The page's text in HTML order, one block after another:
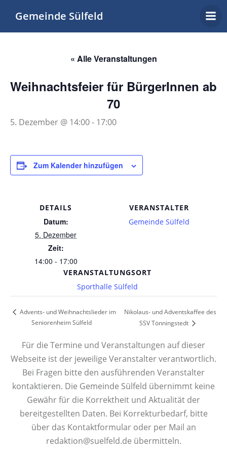
springen
Gemeinde Sülfeld
« Alle Veranstaltungen
Weihnachtsfeier für BürgerInnen ab
70
5. Dezember @ 14:00- 17:00
Zum Kalender hinzufügen
DETAILS
Datum:
5. Dezember
Zeit:
14:00 - 17:00
VERANSTALTUNGSORT
Sporthalle Sülfeld
VERANSTALTER
Gemeinde Sülfeld
Advents- und Weihnachtslieder im
Seniorenheim Sülfeld
Nikolaus- und Adventskaffee des
SSV Tönningstedt
Für die Termine und Veranstaltungen auf dieser
Webseite ist der jeweilige Veranstalter verantwortlich.
Bei Fragen bitte den ausführenden Veranstalter
kontaktieren. Die Gemeinde Sülfeld übernimmt keine
Gewähr für die Korrektheit und Aktualität der
bereitgestellten Daten. Bei Korrekturbedarf, bitte
über das Kontaktformular oder per Mail an
redaktion@suelfeld.de übermitteln.